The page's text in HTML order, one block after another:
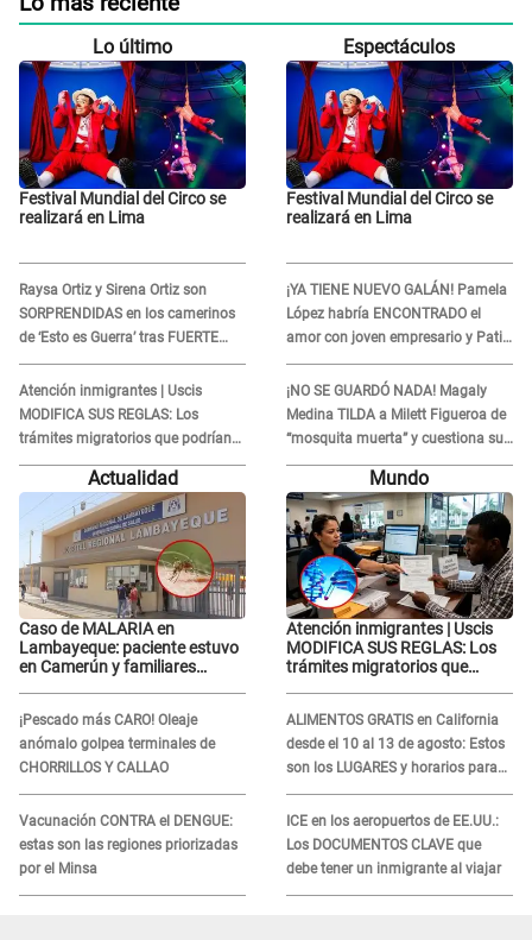
Lo último
Festival Mundial del Circo se
realizará en Lima
Raysa Ortiz y Sirena Ortiz son
SORPRENDIDAS en los camerinos
de ‘Esto es Guerra’ tras FUERTE
ENFRENTAMIENTO con Gabriel
Moisés: “Gracias”
Atención inmigrantes | Uscis
MODIFICA SUS REGLAS: Los
trámites migratorios que podrían
necesitar tu prueba de ADN
Espectáculos
Festival Mundial del Circo se
realizará en Lima
¡YA TIENE NUEVO GALÁN! Pamela
López habría ENCONTRADO el
amor con joven empresario y Pati
Lorena la ECHA en VIVO
¡NO SE GUARDÓ NADA! Magaly
Medina TILDA a Milett Figueroa de
“mosquita muerta” y cuestiona su
RECONCILIACIÓN con Marcelo
Tinelli en TV argentina
Actualidad
Caso de MALARIA en
Lambayeque: paciente estuvo
en Camerún y familiares
¡Pescado más CARO! Oleaje
anómalo golpea terminales de
CHORRILLOS Y CALLAO
Vacunación CONTRA el DENGUE:
estas son las regiones priorizadas
por el Minsa
Mundo
Atención inmigrantes | Uscis
MODIFICA SUS REGLAS: Los
trámites migratorios que
ALIMENTOS GRATIS en California
desde el 10 al 13 de agosto: Estos
son los LUGARES y horarios para
recibir la ayuda
ICE en los aeropuertos de EE.UU.:
Los DOCUMENTOS CLAVE que
debe tener un inmigrante al viajar